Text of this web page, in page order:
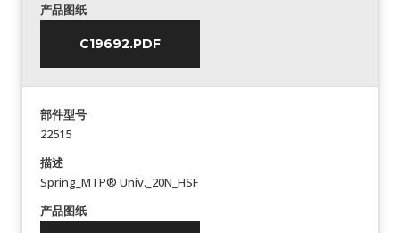
产品图纸
C19692.PDF
部件型号
22515
描述
Spring_MTP® Univ._20N_HSF
产品图纸